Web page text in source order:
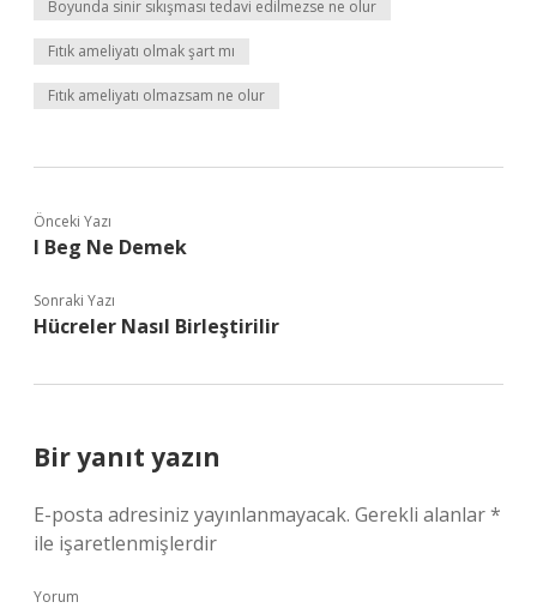
Boyunda sinir sıkışması tedavi edilmezse ne olur
Fıtık ameliyatı olmak şart mı
Fıtık ameliyatı olmazsam ne olur
Önceki Yazı
I Beg Ne Demek
Sonraki Yazı
Hücreler Nasıl Birleştirilir
Bir yanıt yazın
E-posta adresiniz yayınlanmayacak. Gerekli alanlar*
ile işaretlenmişlerdir
Yorum